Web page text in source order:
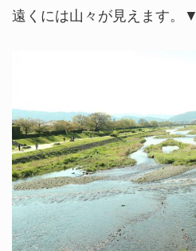
遠くには山々が見えます。▼